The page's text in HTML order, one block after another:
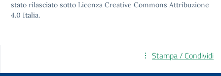
stato rilasciato sotto Licenza Creative Commons Attribuzione
4.0 Italia.
Stampa / Condividi